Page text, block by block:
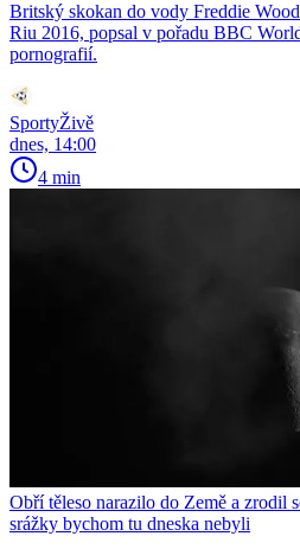
Britský skokan do vody Freddie
Riu 2016, popsal v pořadu BBC
pornografií.
SportyŽivě
dnes, 14:00
4 min
Obří těleso narazilo do Země a zrodil
srážky bychom tu dneska nebyli